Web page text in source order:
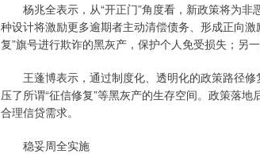
杨兆全表示，从“开正门”角度看，新政策将为非
种设计将激励更多逾期者主动清偿债务、形成正向
复”旗号进行欺诈的黑灰产，保护个人免受损失；另
王蓬博表示，通过制度化、透明化的政策路径修
压了所谓“征信修复”等黑灰产的生存空间。政策落
合理信贷需求。
稳妥周全实施